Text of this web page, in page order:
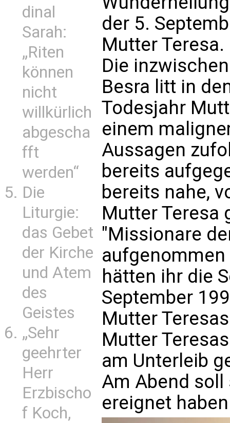
dinal
Sarah:
„Riten
können
nicht
willkürlich
abgescha
fft
werden“
Die
Liturgie:
das Gebet
der Kirche
und Atem
des
Geistes
„Sehr
geehrter
Herr
Erzbischo
f Koch,
der 5.
Mutter Teresa.
Die
Besra litt in
Todesjahr
einem
Aussagen
bereits
bereits nahe,
Mutter Teresa
"Missionare
hätten ihr die
September
Mutter
Mutter
am Unterleib
Am Abend
ereignet